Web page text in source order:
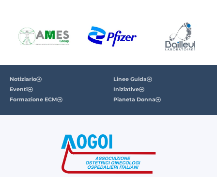
Notiziario
Eventi
Formazione ECM
Linee Guida
Iniziative
Pianeta Donna